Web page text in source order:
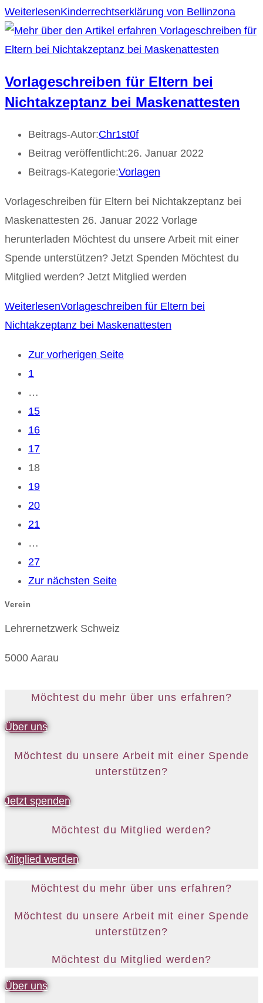
WeiterlesenKinderrechtserklärung von Bellinzona
Vorlageschreiben für Eltern bei
Nichtakzeptanz bei Maskenattesten
Beitrags-Autor:Chr1st0f
Beitrag veröffentlicht:26. Januar 2022
Beitrags-Kategorie:Vorlagen
Vorlageschreiben für Eltern bei Nichtakzeptanz bei
Maskenattesten 26. Januar 2022 Vorlage
herunterladen Möchtest du unsere Arbeit mit einer
Spende unterstützen? Jetzt Spenden Möchtest du
Mitglied werden? Jetzt Mitglied werden
WeiterlesenVorlageschreiben für Eltern bei
Nichtakzeptanz bei Maskenattesten
Zur vorherigen Seite
1
…
15
16
17
18
19
20
21
…
27
Zur nächsten Seite
Verein
Lehrernetzwerk Schweiz
5000 Aarau
Möchtest du mehr über uns erfahren?
Über uns
Möchtest du unsere Arbeit mit einer Spende
unterstützen?
Jetzt spenden
Möchtest du Mitglied werden?
Mitglied werden
Möchtest du mehr über uns erfahren?
Möchtest du unsere Arbeit mit einer Spende
unterstützen?
Möchtest du Mitglied werden?
Über uns